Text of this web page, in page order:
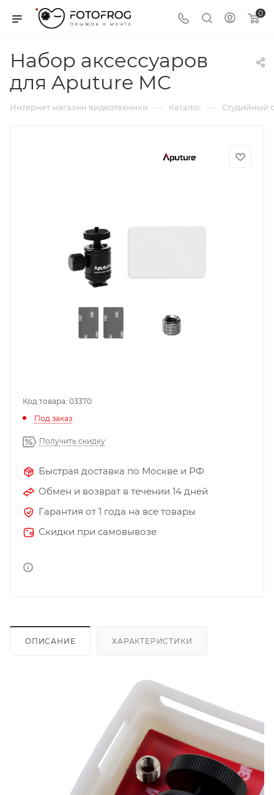
0
Набор аксессуаров
для Aputure MC
Интернет магазин видеотехники — Каталог — Студийный
Код товара: 03370
Под заказ
Получить скидку
Быстрая доставка по Москве и РФ
Обмен и возврат в течении 14 дней
Гарантия от 1 года на все товары
Скидки при самовывозе
ОПИСАНИЕ ХАРАКТЕРИСТИКИ